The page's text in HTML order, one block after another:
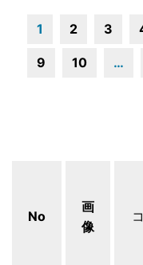
1 2 3
9 10 …
No
画
像